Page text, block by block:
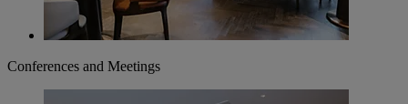
Conferences and Meetings